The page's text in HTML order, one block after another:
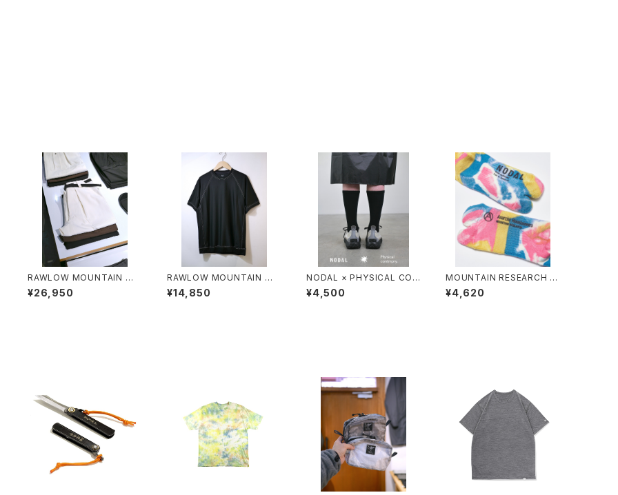
RAWLOW MOUNTAIN WO
RKS / HIKER BAKER PANT
S
¥26,950
RAWLOW MOUNTAIN WO
RKS / DAD LITE CREW
¥14,850
NODAL × PHYSICAL CON
TMPRY.
¥4,500
MOUNTAIN RESEARCH /
TIE DYE TABI
¥4,620